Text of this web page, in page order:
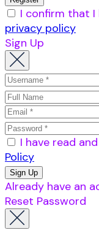
I confirm that I
privacy policy
Sign Up
I have read
Policy
Already have an
Reset Password